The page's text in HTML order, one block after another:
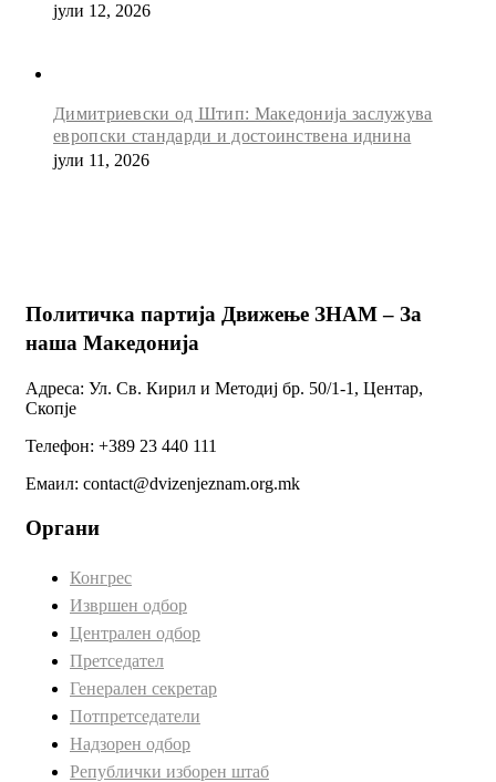
јули 12, 2026
Димитриевски од Штип: Македонија заслужува
европски стандарди и достоинствена иднина
јули 11, 2026
Политичка партија Движење ЗНАМ – За
наша Македонија
Адреса: Ул. Св. Кирил и Методиј бр. 50/1-1, Центар,
Скопје
Телефон: +389 23 440 111
Емаил: contact@dvizenjeznam.org.mk
Органи
Конгрес
Извршен одбор
Централен одбор
Претседател
Генерален секретар
Потпретседатели
Надзорен одбор
Републички изборен штаб